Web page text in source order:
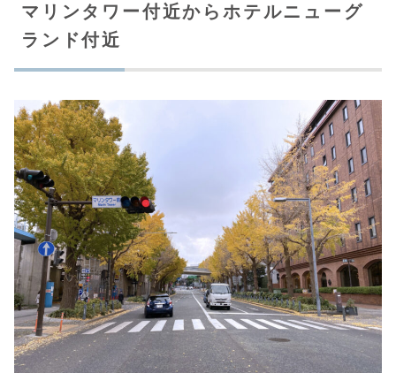
マリンタワー付近からホテルニューグ
ランド付近